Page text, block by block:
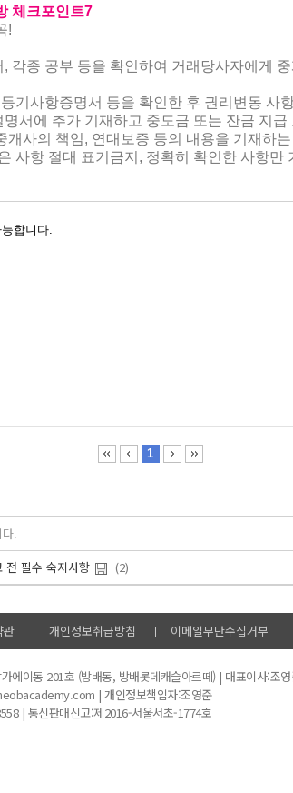
체크포인트7
!
각종 공부 등을 확인하여 거래당사자에게
기사항증명서 등을 확인한 후 권리변동 사
서에 추가 기재하고 중도금 또는 잔금 지급
사의 책임, 연대보증 등의 내용을 기재하
사항 절대 표기금지, 정확히 확인한 사항만
.
전 필수 숙지사항 (2)
관 개인정보취급방침 이메일무단수집거부
에이동 201호 (방배동, 방배롯데캐슬아르떼) | 대표이사:조
| 개인정보책임자:조영준
| 통신판매신고:제2016-서울서초-1774호